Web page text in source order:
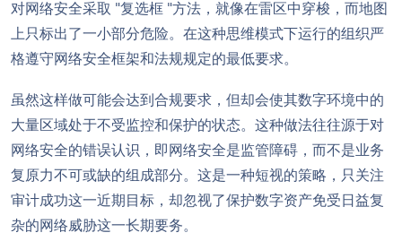
对网络安全采取 "复选框 "方法，就像在雷区中穿梭，而地图
上只标出了一小部分危险。在这种思维模式下运行的组织严
格遵守网络安全框架和法规规定的最低要求。
虽然这样做可能会达到合规要求，但却会使其数字环境中的
大量区域处于不受监控和保护的状态。这种做法往往源于对
网络安全的错误认识，即网络安全是监管障碍，而不是业务
复原力不可或缺的组成部分。这是一种短视的策略，只关注
审计成功这一近期目标，却忽视了保护数字资产免受日益复
杂的网络威胁这一长期要务。